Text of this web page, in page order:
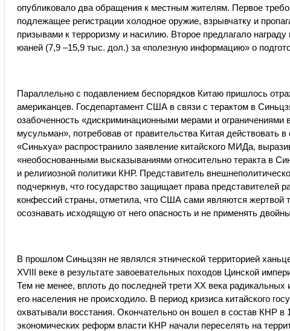
опубликовало два обращения к местным жителям. Первое
подлежащее регистрации холодное оружие, взрывчатку и
призывами к терроризму и насилию. Второе предлагало
юаней (7,9 –15,9 тыс. дол.) за «полезную информацию» о
Параллельно с подавлением беспорядков Китаю пришлось
американцев. Госдепартамент США в связи с терактом в
озабоченность «дискриминационными мерами и ограничениями
мусульман», потребовав от правительства Китая действовать
«Синьхуа» распространило заявление китайского МИДа,
«необоснованными высказываниями относительно теракта в
и религиозной политики КНР. Представитель
подчеркнув, что государство защищает права представителей
конфессий страны, отметила, что США сами являются жертвой
осознавать исходящую от него опасность и не применять
В прошлом Синьцзян не являлся этнической территорией
XVIII веке в результате завоевательных походов Цинской
Тем не менее, вплоть до последней трети XX века радикальных
его населения не происходило. В период кризиса китайского
охватывали восстания. Окончательно он вошел в состав КНР в
экономических реформ власти КНР начали переселять на